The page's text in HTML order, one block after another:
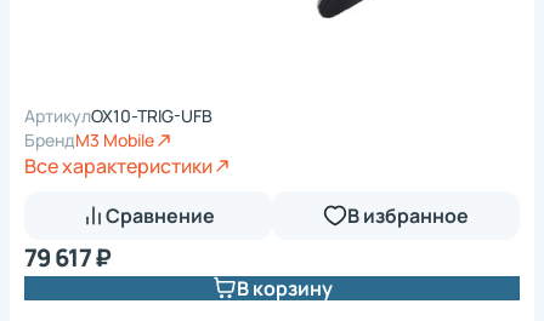
АртикулOX10-TRIG-UFB
БрендM3 Mobile
Все характеристики
Сравнение
В избранное
79 617 ₽
В корзину